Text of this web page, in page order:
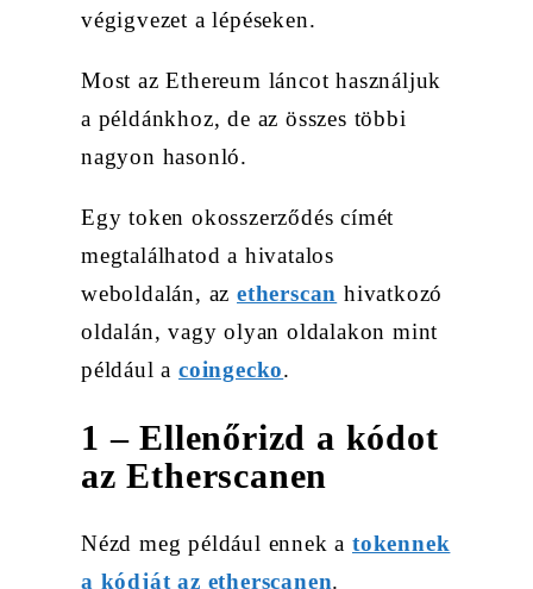
végigvezet a lépéseken.
Most az Ethereum láncot használjuk
a példánkhoz, de az összes többi
nagyon hasonló.
Egy token okosszerződés címét
megtalálhatod a hivatalos
weboldalán, azetherscan hivatkozó
oldalán, vagy olyan oldalakon mint
például acoingecko.
1 – Ellenőrizd a kódot
az Etherscanen
Nézd meg például ennek a tokennek
a kódját az etherscanen.